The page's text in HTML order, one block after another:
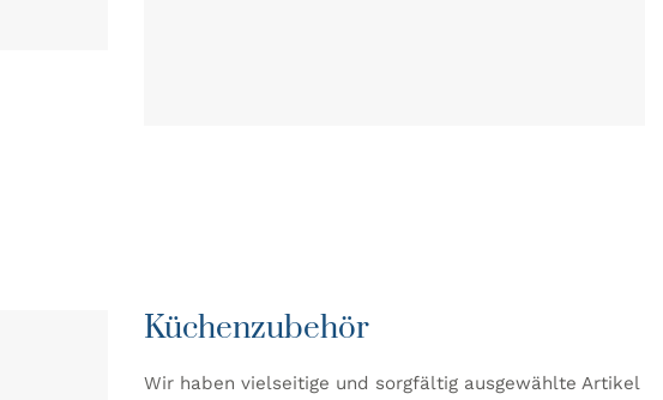
Küchenzubehör
Wir haben vielseitige und sorgfältig ausgewählte Artikel